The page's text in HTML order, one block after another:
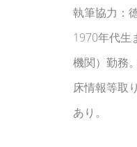
執筆協力：
1970年代生
機関）勤務
床情報等取
あり。